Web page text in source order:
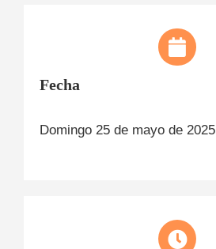
Fecha
Domingo 25 de mayo de 2025